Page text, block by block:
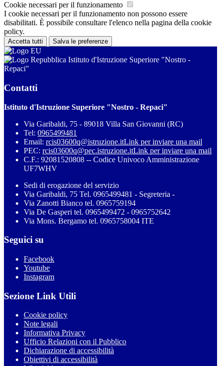
Cookie necessari per il funzionamento
I cookie necessari per il funzionamento non possono essere
disabilitati. È possibile consultare l'elenco nella pagina della cookie
policy.
Accetta tutti Salva le preferenze
Istituto d'Istruzione Superiore "Nostro -
Repaci"
Contatti
Istituto d'Istruzione Superiore "Nostro - Repaci"
Via Garibaldi, 75 - 89018 Villa San Giovanni (RC)
Tel: 0965499481
Email: rcis03600q@istruzione.itLink per inviare una mail
PEC: rcis03600q@pec.istruzione.itLink per inviare una mail
C.F.: 92081520808 -- Codice Univoco Amministrazione
UF7WHV
Sedi di erogazione del servizio
Via Garibaldi, 75 Tel. 0965499481 - Segreteria -
Via Zanotti Bianco tel. 0965759194
Via De Gasperi tel. 0965499472 - 0965752642
Via Mons. Bergamo tel. 0965758004 ITE
Seguici su
Facebook
Youtube
Instagram
Sezione Link Utili
Cookie policy
Note legali
Informativa Privacy
Ufficio Relazioni con il Pubblico
Dichiarazione di accessibilità
Obiettivi di accessibilità